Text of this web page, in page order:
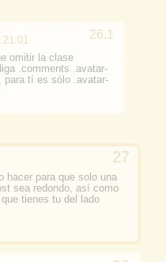
omitir la clase
.comments .avatar-
para tí es sólo .avatar-
hacer para que solo una
sea redondo, así como
tienes tu del lado